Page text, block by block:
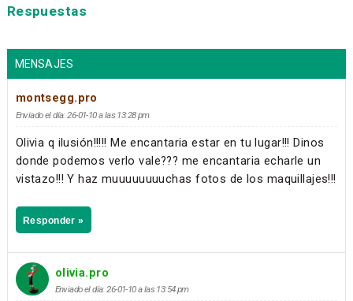
Respuestas
MENSAJES
montsegg.pro
Enviado el día: 26-01-10 a las 13:28 pm
Olivia q ilusión!!!!! Me encantaria estar en tu lugar!!! Dinos
donde podemos verlo vale??? me encantaria echarle un
vistazo!!! Y haz muuuuuuuuchas fotos de los maquillajes!!!
Responder »
olivia.pro
Enviado el día: 26-01-10 a las 13:54 pm